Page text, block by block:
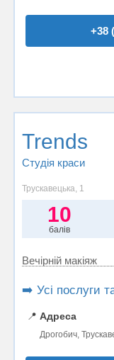
+38
Trends
Студія краси
Трускавецька, 1
10
балів
Вечірній макіяж
➡️ Усі послуги
📍 Адреса
Дрогобич,